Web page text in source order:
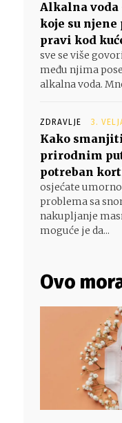
Alkalna voda
koje su
pravi kod
sve se više
među njima
alkalna voda.
ZDRAVLJE 3.
Kako
prirodnim
potreban
osjećate
problema sa
nakupljanje
moguće je da...
Ovo